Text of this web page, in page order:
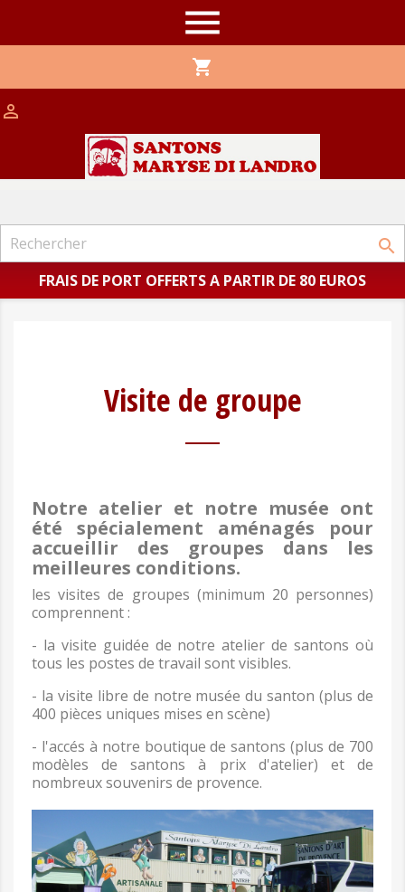

shopping_cart


FRAIS DE PORT OFFERTS A PARTIR DE 80 EUROS
Visite de groupe
Notre atelier et notre musée ont
été spécialement aménagés pour
accueillir des groupes dans les
meilleures conditions.
les visites de groupes (minimum 20 personnes)
comprennent :
- la visite guidée de notre atelier de santons où
tous les postes de travail sont visibles.
- la visite libre de notre musée du santon (plus de
400 pièces uniques mises en scène)
- l'accés à notre boutique de santons (plus de 700
modèles de santons à prix d'atelier) et de
nombreux souvenirs de provence.